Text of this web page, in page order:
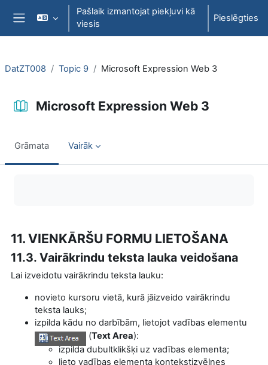
Atvērt galveno saturu
Sānu panelis
Pašlaik izmantojat piekļuvi kā
viesis
Pieslēgties
DatZT008 Topic 9 Microsoft Expression Web 3
Microsoft Expression Web 3
Grāmata Vairāk
11. VIENKĀRŠU FORMU LIETOŠANA
11.3. Vairākrindu teksta lauka veidošana
Lai izveidotu vairākrindu teksta lauku:
novieto kursoru vietā, kurā jāizveido vairākrindu
teksta lauks;
izpilda kādu no darbībām, lietojot vadības elementu
(Text Area):
izpilda dubultklikšķi uz vadības elementa;
lieto vadības elementa kontekstizvēlnes